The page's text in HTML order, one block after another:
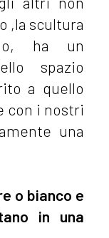
,la scultura
ha un
spazio
a quello
con i nostri
una
o bianco e
in una